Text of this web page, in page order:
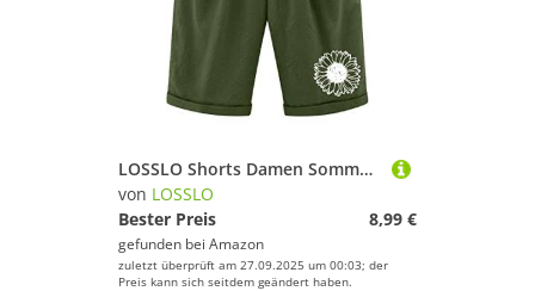
LOSSLO Shorts Damen Sommer Baumwolle Leinen, Bermuda Shorts Knielang, Kurze Hose mit Kordelzug Stretch Leinenhose Freizeit Elegant Sommerhose mit Taschen Soft Stoffhose Strandshorts
von LOSSLO
Bester Preis
8,99 €
gefunden bei Amazon
zuletzt überprüft am 27.09.2025 um 00:03; der
Preis kann sich seitdem geändert haben.